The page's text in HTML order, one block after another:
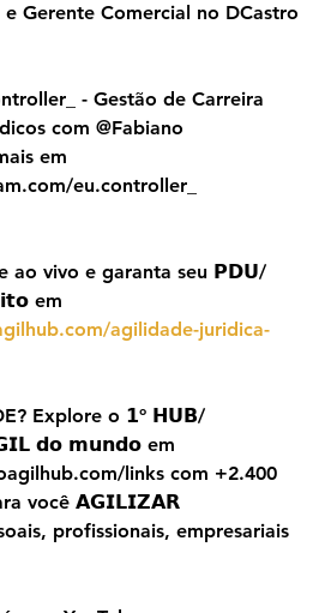
Gerente Comercial no DCastro
- Gestão de Carreira
com @Fabiano
em
eu.controller_
ao vivo e garanta seu 𝗣𝗗𝗨/
em
agilidade-juridica-
Explore o 𝟭º 𝗛𝗨𝗕/
𝗱𝗼 𝗺𝘂𝗻𝗱𝗼 em
links com +2.400
você 𝗔𝗚𝗜𝗟𝗜𝗭𝗔𝗥
profissionais, empresariais